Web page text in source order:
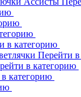
в категорию
Перейти
в категорию
категорию